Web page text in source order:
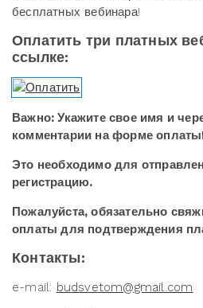
бесплатных вебинара!
Оплатить три платных
ссылке:
Важно: Укажите свое имя и
комментарии на форме
Это необходимо для
регистрацию.
Пожалуйста, обязательно
оплаты для подтверждения
Контакты:
e-mail: budsvetom@gmail.com